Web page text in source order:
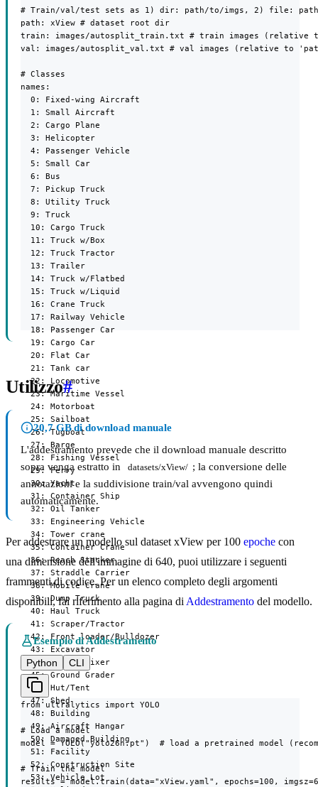
# Train/val/test sets as 1) dir: path/to/imgs, 2) file:
path: xView # dataset root dir
train: images/autosplit_train.txt # train images (relative
val: images/autosplit_val.txt # val images (relative to
# Classes
names:
  0: Fixed-wing Aircraft
  1: Small Aircraft
  2: Cargo Plane
  3: Helicopter
  4: Passenger Vehicle
  5: Small Car
  6: Bus
  7: Pickup Truck
  8: Utility Truck
  9: Truck
  10: Cargo Truck
  11: Truck w/Box
  12: Truck Tractor
  13: Trailer
  14: Truck w/Flatbed
  15: Truck w/Liquid
  16: Crane Truck
  17: Railway Vehicle
  18: Passenger Car
  19: Cargo Car
  20: Flat Car
  21: Tank car
  22: Locomotive
  23: Maritime Vessel
  24: Motorboat
  25: Sailboat
  26: Tugboat
  27: Barge
  28: Fishing Vessel
  29: Ferry
  30: Yacht
  31: Container Ship
  32: Oil Tanker
  33: Engineering Vehicle
  34: Tower crane
  35: Container Crane
  36: Reach Stacker
  37: Straddle Carrier
  38: Mobile Crane
  39: Dump Truck
  40: Haul Truck
  41: Scraper/Tractor
  42: Front loader/Bulldozer
  43: Excavator
  44: Cement Mixer
  45: Ground Grader
  46: Hut/Tent
  47: Shed
  48: Building
  49: Aircraft Hangar
  50: Damaged Building
  51: Facility
  52: Construction Site
  53: Vehicle Lot
Utilizzo#
20,7 GB di download manuale
L'addestramento prevede che il download manuale descritto
sopra venga estratto in
datasets/xView/ ; la conversione delle
annotazioni e la suddivisione train/val avvengono quindi
automaticamente.
Per addestrare un modello sul dataset xView per 100 epoche con
una dimensione dell'immagine di 640, puoi utilizzare i seguenti
frammenti di codice. Per un elenco completo degli argomenti
disponibili, fai riferimento alla pagina di Addestramento del modello.
Esempio di Addestramento
Python
CLI
from ultralytics import YOLO
# Load a model
model = YOLO("yolo26n.pt")  # load a pretrained model
# Train the model
results = model.train(data="xView.yaml", epochs=100,